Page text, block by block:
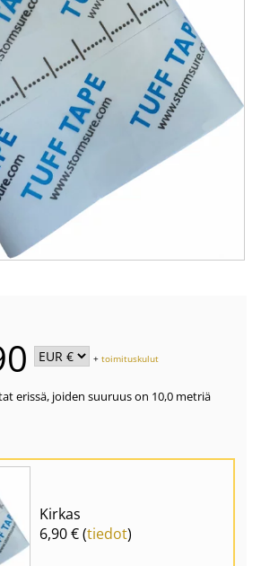
+toimituskulut
erissä, joiden suuruus on 10,0 metriä
Kirkas
6,90 € (tiedot)